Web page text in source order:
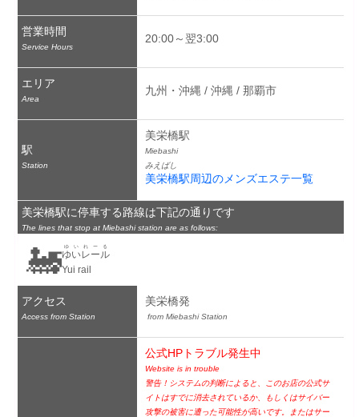
営業時間
Service Hours
20:00～翌3:00
エリア
Area
九州・沖縄 / 沖縄 / 那覇市
駅
Station
美栄橋駅
Miebashi
みえばし
美栄橋駅周辺のメンズエステ一覧
美栄橋駅に停車する路線は下記の通りです
The lines that stop at Miebashi station are as follows:
🚂ゆいレール
ゆいれーる
Yui rail
アクセス
Access from Station
美栄橋発
from Miebashi Station
公式HPトラブル発生中
Website is in trouble
警告！システムの判断によると、このお店の公式サ
イトはすでに消去されているか、もしくはサイバー
攻撃の被害に遭った可能性が高いです。またはサー